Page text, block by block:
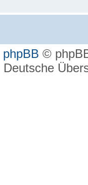
phpBB ©
Deutsche